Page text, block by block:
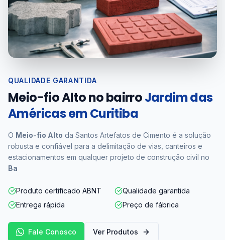
QUALIDADE GARANTIDA
Meio-fio Alto no bairroJardim das
Américas em Curitiba
O Meio-fio Alto da Santos Artefatos de Cimento é a solução
robusta e confiável para a delimitação de vias, canteiros e
estacionamentos em qualquer projeto de construção civil no
Ba
Produto certificado ABNT
Qualidade garantida
Entrega rápida
Preço de fábrica
Fale Conosco Ver Produtos